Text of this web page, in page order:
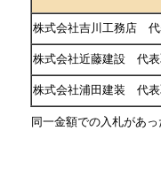
株式会社吉川工務店
株式会社近藤建設 代
株式会社浦田建装 代
同一金額での入札があ